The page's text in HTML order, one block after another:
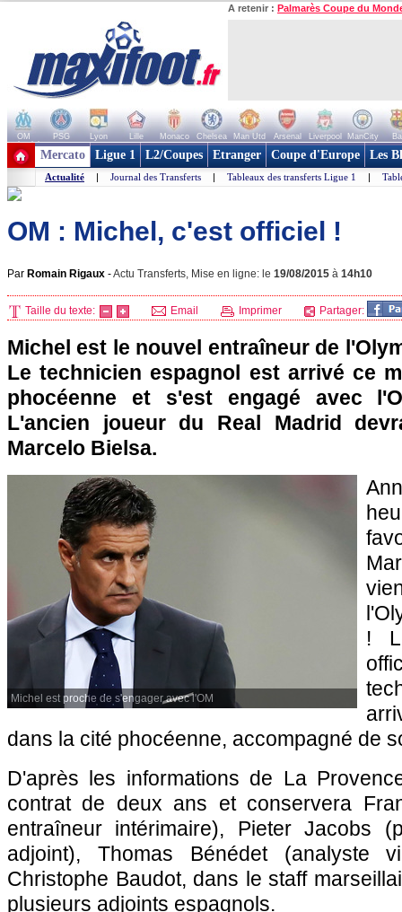
A retenir : Palmarès Coupe du
OM PSG Lyon Lille Monaco Chelsea Man Utd Arsenal Liverpool ManCity
+ de clubs
Mercato Ligue 1 L2/Coupes Etranger Coupe d'Europe Les
Actualité | Journal des Transferts | Tableaux des transferts Ligue 1 |
OM : Michel, c'est officiel !
Par Romain Rigaux -Actu Transferts, Mise en ligne: le 19/08/2015 à 14h10
Taille du texte: Email Imprimer Partager:
Michel est le nouvel entraîneur de
Le technicien espagnol est arrivé ce
phocéenne et s'est engagé avec
L'ancien joueur du Real Madrid
Marcelo Bielsa.
Michel est proche de s'engager avec l'OM
!
dans la cité phocéenne, accompagné de
D'après les informations de La
contrat de deux ans et conservera
entraîneur intérimaire), Pieter Jacobs
adjoint), Thomas Bénédet (analyste
Christophe Baudot, dans le staff
plusieurs adjoints espagnols.